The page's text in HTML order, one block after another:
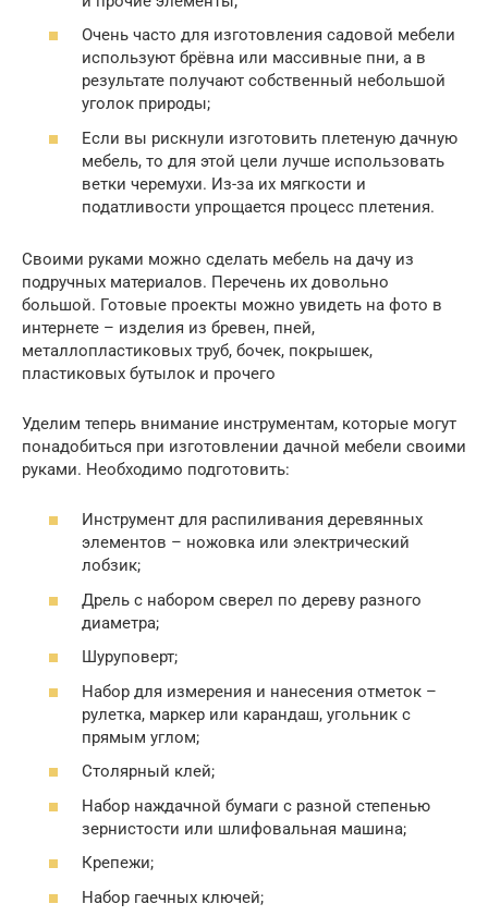
Очень часто для изготовления садовой мебели
используют брёвна или массивные пни, а в
результате получают собственный небольшой
уголок природы;
Если вы рискнули изготовить плетеную дачную
мебель, то для этой цели лучше использовать
ветки черемухи. Из-за их мягкости и
податливости упрощается процесс плетения.
Своими руками можно сделать мебель на дачу из
подручных материалов. Перечень их довольно
большой. Готовые проекты можно увидеть на фото в
интернете – изделия из бревен, пней,
металлопластиковых труб, бочек, покрышек,
пластиковых бутылок и прочего
Уделим теперь внимание инструментам, которые могут
понадобиться при изготовлении дачной мебели своими
руками. Необходимо подготовить:
Инструмент для распиливания деревянных
элементов – ножовка или электрический
лобзик;
Дрель с набором сверел по дереву разного
диаметра;
Шуруповерт;
Набор для измерения и нанесения отметок –
рулетка, маркер или карандаш, угольник с
прямым углом;
Столярный клей;
Набор наждачной бумаги с разной степенью
зернистости или шлифовальная машина;
Крепежи;
Набор гаечных ключей;